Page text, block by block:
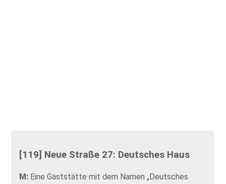
[119] Neue Straße 27: Deutsches Haus
M: Eine Gaststätte mit dem Namen „Deutsches